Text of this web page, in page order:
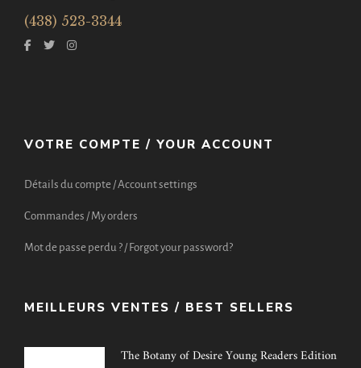
(438) 523-3344
VOTRE COMPTE / YOUR ACCOUNT
Détails du compte / Account settings
Commandes / My orders
Mot de passe perdu ? / Forgot your password?
MEILLEURS VENTES / BEST SELLERS
The Botany of Desire Young Readers Edition